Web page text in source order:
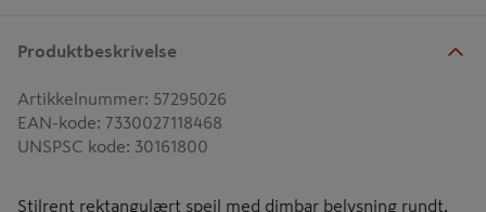
Produktbeskrivelse
Artikkelnummer: 57295026
EAN-kode: 7330027118468
UNSPSC kode: 30161800
Stilrent rektangulært speil med dimbar belysning rundt.